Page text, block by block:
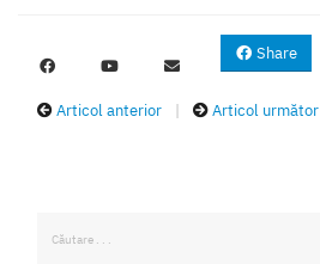
Share
Articol anterior | Articol următor